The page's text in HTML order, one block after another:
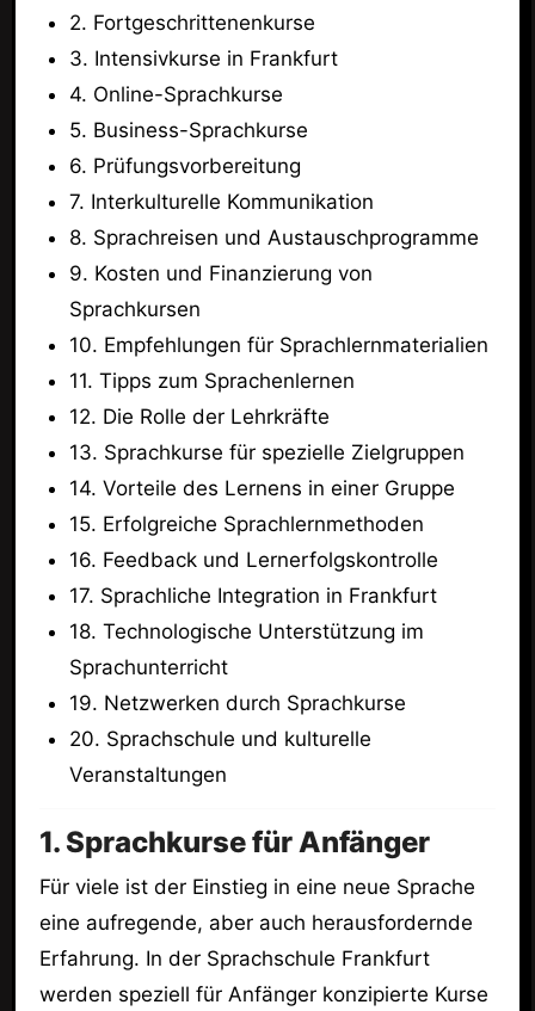
2. Fortgeschrittenenkurse
3. Intensivkurse in Frankfurt
4. Online-Sprachkurse
5. Business-Sprachkurse
6. Prüfungsvorbereitung
7. Interkulturelle Kommunikation
8. Sprachreisen und Austauschprogramme
9. Kosten und Finanzierung von
Sprachkursen
10. Empfehlungen für Sprachlernmaterialien
11. Tipps zum Sprachenlernen
12. Die Rolle der Lehrkräfte
13. Sprachkurse für spezielle Zielgruppen
14. Vorteile des Lernens in einer Gruppe
15. Erfolgreiche Sprachlernmethoden
16. Feedback und Lernerfolgskontrolle
17. Sprachliche Integration in Frankfurt
18. Technologische Unterstützung im
Sprachunterricht
19. Netzwerken durch Sprachkurse
20. Sprachschule und kulturelle
Veranstaltungen
1. Sprachkurse für Anfänger
Für viele ist der Einstieg in eine neue Sprache
eine aufregende, aber auch herausfordernde
Erfahrung. In der Sprachschule Frankfurt
werden speziell für Anfänger konzipierte Kurse